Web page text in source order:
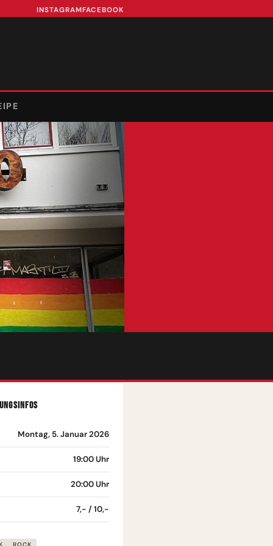
INSTAGRAMFACEBOOK
Montag, 5. Januar 2026
19:00 Uhr
20:00 Uhr
7,- / 10,-